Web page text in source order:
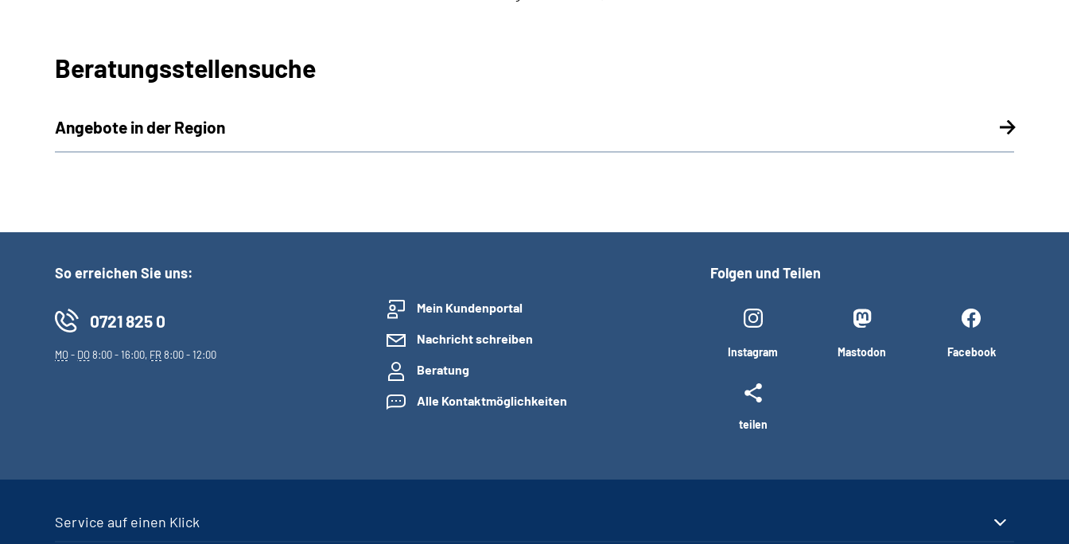
Beratungsstellensuche
Angebote in der Region
So erreichen Sie uns:
0721 825 0
MO- DO8:00 - 16:00, FR8:00 - 12:00
Mein Kundenportal
Nachricht schreiben
Beratung
Alle Kontaktmöglichkeiten
Folgen und Teilen
Instagram Mastodon Facebook
teilen
Service auf einen Klick